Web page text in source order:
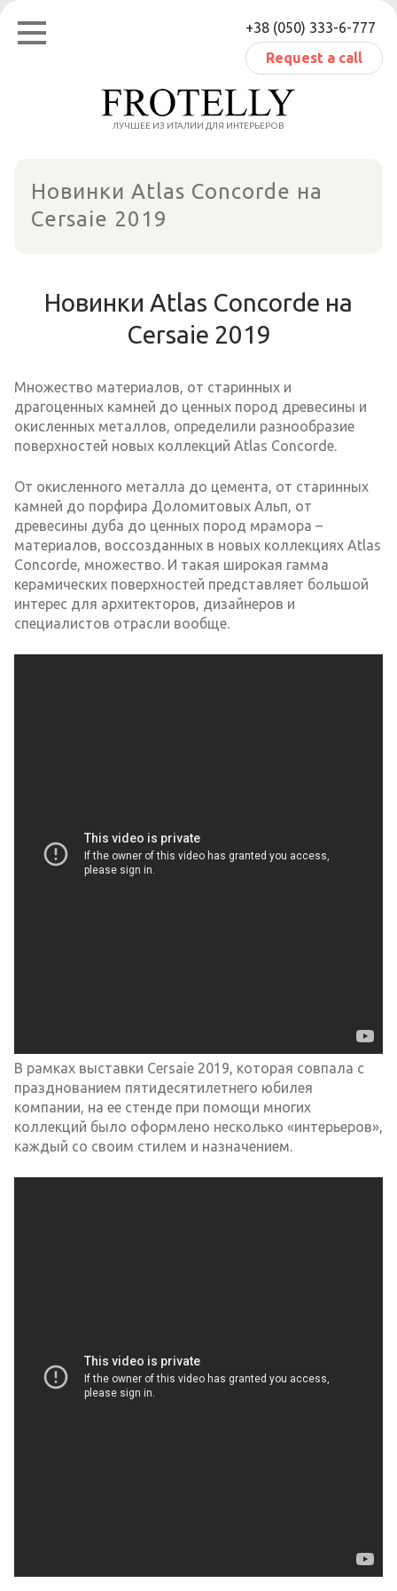
Skip
content
+38 (050) 333-6-777
Request a call
ЛУЧШЕЕ ИЗ ИТАЛИИ ДЛЯ ИНТЕРЬЕРОВ
Новинки Atlas Concorde на
Cersaie 2019
Новинки Atlas Concorde на
Cersaie 2019
Множество материалов, от старинных и
драгоценных камней до ценных пород древесины и
окисленных металлов, определили разнообразие
поверхностей новых коллекций Atlas Concorde.
От окисленного металла до цемента, от старинных
камней до порфира Доломитовых Альп, от
древесины дуба до ценных пород мрамора –
материалов, воссозданных в новых коллекциях Atlas
Concorde, множество. И такая широкая гамма
керамических поверхностей представляет большой
интерес для архитекторов, дизайнеров и
специалистов отрасли вообще.
В рамках выставки Cersaie 2019, которая совпала с
празднованием пятидесятилетнего юбилея
компании, на ее стенде при помощи многих
коллекций было оформлено несколько «интерьеров»,
каждый со своим стилем и назначением.